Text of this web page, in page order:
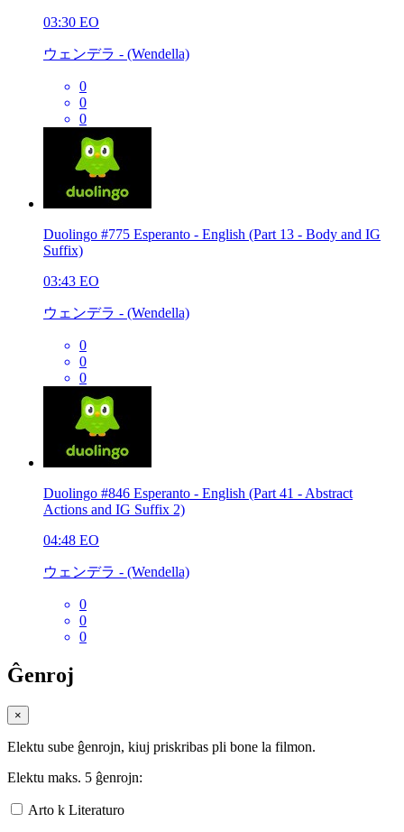
03:30 EO
ウェンデラ - (Wendella)
0
0
0
Duolingo #775 Esperanto - English (Part 13 - Body and IG
Suffix)
03:43 EO
ウェンデラ - (Wendella)
0
0
0
Duolingo #846 Esperanto - English (Part 41 - Abstract
Actions and IG Suffix 2)
04:48 EO
ウェンデラ - (Wendella)
0
0
0
Ĝenroj
×
Elektu sube ĝenrojn, kiuj priskribas pli bone la filmon.
Elektu maks. 5 ĝenrojn:
Arto k Literaturo